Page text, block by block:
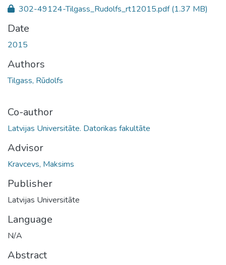
302-49124-Tilgass_Rudolfs_rt12015.pdf(1.37 MB)
Date
2015
Authors
Tilgass, Rūdolfs
Co-author
Latvijas Universitāte. Datorikas fakultāte
Advisor
Kravcevs, Maksims
Publisher
Latvijas Universitāte
Language
N/A
Abstract